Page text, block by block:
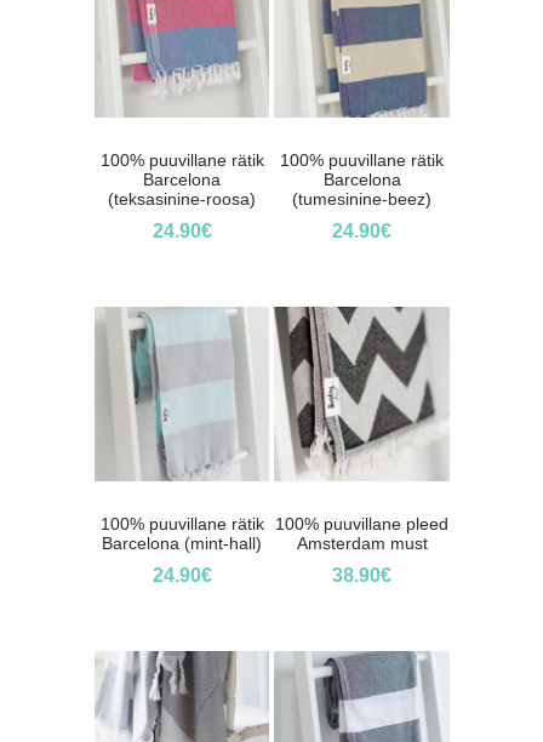
100% puuvillane rätik
Barcelona
(teksasinine-roosa)
24.90€
100% puuvillane rätik
Barcelona
(tumesinine-beez)
24.90€
100% puuvillane rätik
Barcelona (mint-hall)
24.90€
100% puuvillane pleed
Amsterdam must
38.90€